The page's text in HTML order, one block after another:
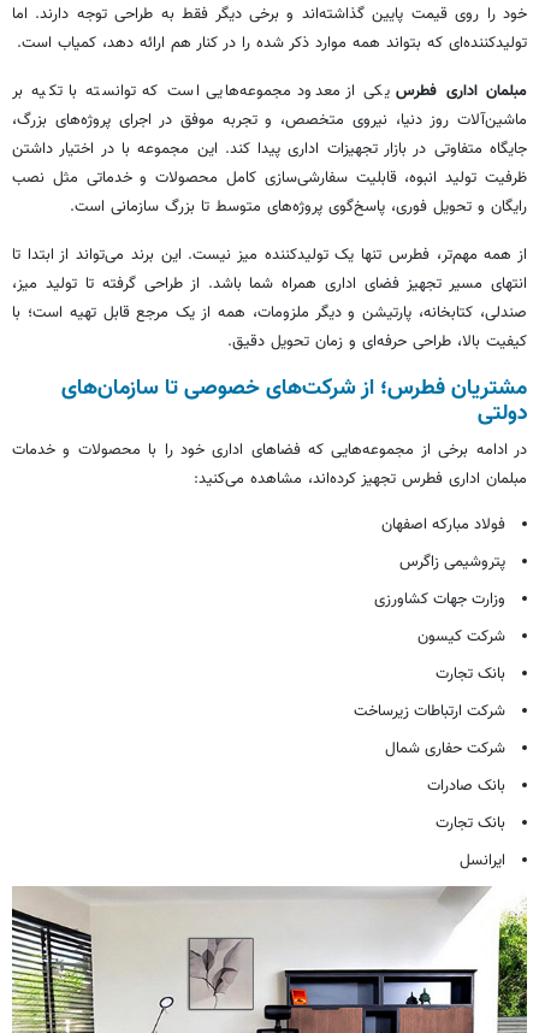
خود را روی قیمت پایین گذاشته‌اند و برخی دیگر فقط به طراحی توجه دارند. اما
تولیدکننده‌ای که بتواند همه موارد ذکر شده را در کنار هم ارائه دهد، کمیاب است.
مبلمان اداری فطرسیکی از معدود مجموعه‌هایی است که توانسته با تکیه بر
ماشین‌آلات روز دنیا، نیروی متخصص، و تجربه موفق در اجرای پروژه‌های بزرگ،
جایگاه متفاوتی در بازار تجهیزات اداری پیدا کند. این مجموعه با در اختیار داشتن
ظرفیت تولید انبوه، قابلیت سفارشی‌سازی کامل محصولات و خدماتی مثل نصب
رایگان و تحویل فوری، پاسخ‌گوی پروژه‌های متوسط تا بزرگ سازمانی است.
از همه مهم‌تر، فطرس تنها یک تولیدکننده میز نیست. این برند می‌تواند از ابتدا تا
انتهای مسیر تجهیز فضای اداری همراه شما باشد. از طراحی گرفته تا تولید میز،
صندلی، کتابخانه، پارتیشن و دیگر ملزومات، همه از یک مرجع قابل تهیه است؛ با
کیفیت بالا، طراحی حرفه‌ای و زمان تحویل دقیق.
مشتریان فطرس؛ از شرکت‌های خصوصی تا سازمان‌های
دولتی
در ادامه برخی از مجموعه‌هایی که فضاهای اداری خود را با محصولات و خدمات
مبلمان اداری فطرس تجهیز کرده‌اند، مشاهده می‌کنید:
فولاد مبارکه اصفهان
پتروشیمی زاگرس
وزارت جهات کشاورزی
شرکت کیسون
بانک تجارت
شرکت ارتباطات زیرساخت
شرکت حفاری شمال
بانک صادرات
بانک تجارت
ایرانسل